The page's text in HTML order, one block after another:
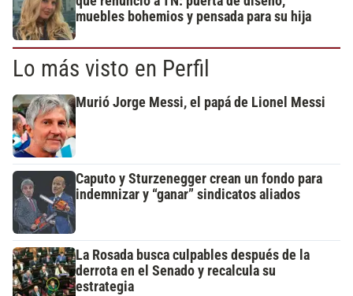
muebles bohemios y pensada para su hija
Lo más visto en Perfil
Murió Jorge Messi, el papá de Lionel Messi
Caputo y Sturzenegger crean un fondo para
indemnizar y “ganar” sindicatos aliados
La Rosada busca culpables después de la
derrota en el Senado y recalcula su
estrategia